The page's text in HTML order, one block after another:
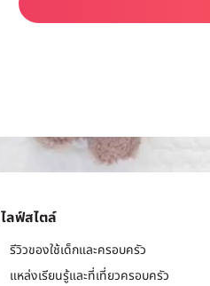
ไลฟ์สไตล์
รีวิวของใช้เด็กและครอบครัว
แหล่งเรียนรู้และที่เที่ยวครอบครัว